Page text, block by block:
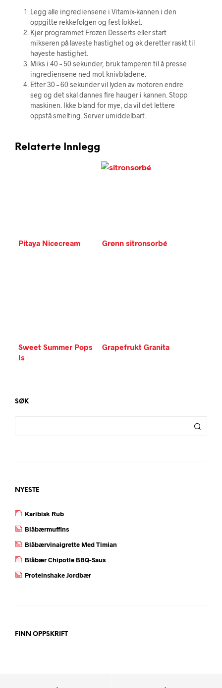
Legg alle ingrediensene i Vitamix-kannen i den
oppgitte rekkefølgen og fest lokket.
Kjør programmet Frozen Desserts eller start
mikseren på laveste hastighet og øk deretter raskt til
høyeste hastighet.
Miks i 40 – 50 sekunder, bruk tamperen til å presse
ingrediensene ned mot knivbladene.
Etter 30 – 60 sekunder vil lyden av motoren endre
seg og det skal dannes fire hauger i kannen. Stopp
maskinen. Ikke bland for mye, da vil det lettere
oppstå smelting. Server umiddelbart.
Relaterte Innlegg
Pitaya Nicecream Grønn sitronsorbé
Sweet Summer Pops
Is
Grapefrukt Granita
SØK
NYESTE
Karibisk Rub
Blåbærmuffins
Blåbærvinaigrette Med Timian
Blåbær Chipotle BBQ-Saus
Proteinshake Jordbær
FINN OPPSKRIFT